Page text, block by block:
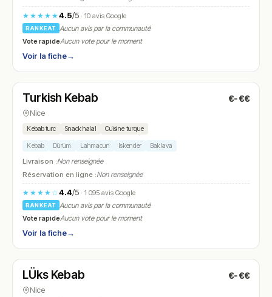
★★★★★4.5/5· 10 avis Google
RANKEAT
Aucun avis par la communauté
Vote rapideAucun vote pour le moment
Voir la fiche→
N° 5
Turkish Kebab €-€€
Nice
Kebab turc Snack halal Cuisine turque
Kebab Dürüm Lahmacun Iskender Baklava
Livraison :Non renseignée
Réservation en ligne :Non renseignée
★★★★☆4.4/5· 1 095 avis Google
RANKEAT
Aucun avis par la communauté
Vote rapideAucun vote pour le moment
Voir la fiche→
N° 6
LÜks Kebab €-€€
Nice